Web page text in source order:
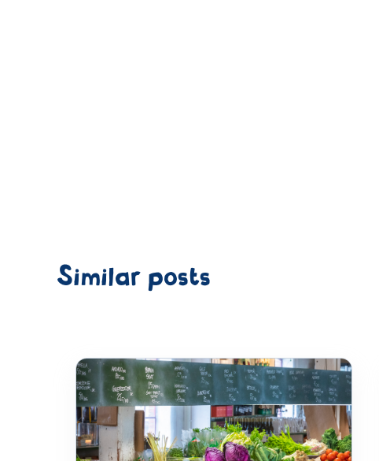
Similar posts